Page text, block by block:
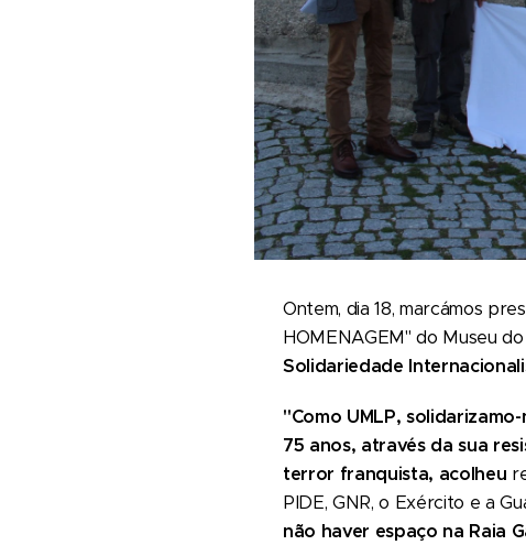
Ontem, dia 18, marcámos
HOMENAGEM" do Museu
Solidariedade
"Como UMLP,
75 anos, através da sua
terror franquista, acolheu
PIDE, GNR, o Exército e a
não haver espaço na Raia